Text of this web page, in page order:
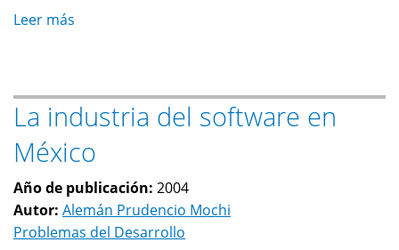
Leer más
software:
paradigma
de
revolución
tecnológica
La industria del software en
México
Año de publicación: 2004
Autor: Alemán Prudencio Mochi
Problemas del Desarrollo